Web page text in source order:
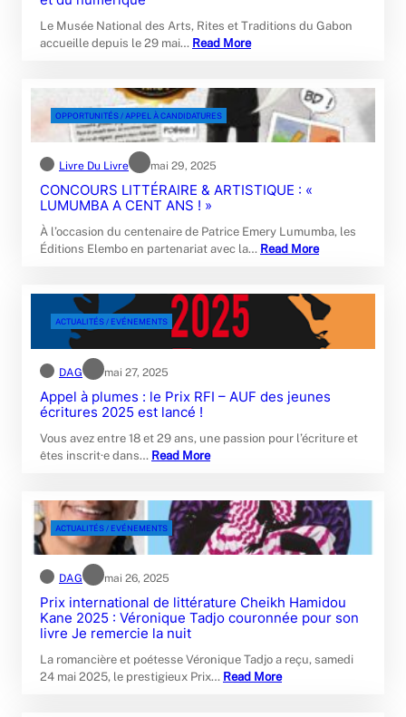
Le Musée National des Arts, Rites et Traditions du Gabon
accueille depuis le 29 mai… Read More
OPPORTUNITÉS / APPEL À CANDIDATURES
Livre Du Livre mai 29, 2025
CONCOURS LITTÉRAIRE & ARTISTIQUE : «
LUMUMBA A CENT ANS ! »
À l’occasion du centenaire de Patrice Emery Lumumba, les
Éditions Elembo en partenariat avec la… Read More
ACTUALITÉS / EVÉNEMENTS
DAG mai 27, 2025
Appel à plumes : le Prix RFI – AUF des jeunes
écritures 2025 est lancé !
Vous avez entre 18 et 29 ans, une passion pour l’écriture et
êtes inscrit·e dans… Read More
ACTUALITÉS / EVÉNEMENTS
DAG mai 26, 2025
Prix international de littérature Cheikh Hamidou
Kane 2025 : Véronique Tadjo couronnée pour son
livre Je remercie la nuit
La romancière et poétesse Véronique Tadjo a reçu, samedi
24 mai 2025, le prestigieux Prix… Read More